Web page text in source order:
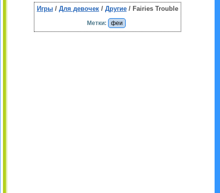
Игры/ Для девочек/ Другие/ Fairies Trouble
Метки: феи